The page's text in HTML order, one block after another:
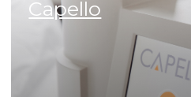
Специалисты
с 10-летним опытом